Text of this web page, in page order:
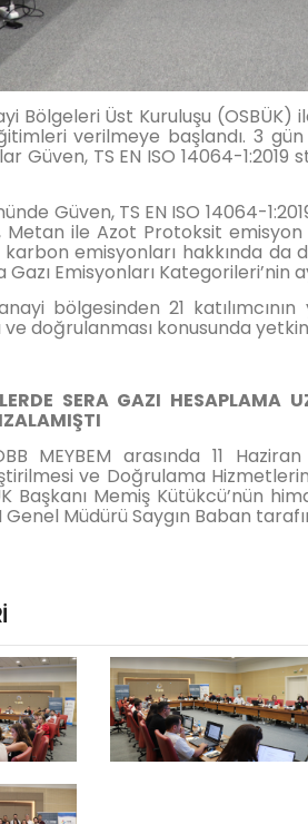
Bölgeleri Üst Kuruluşu (OSBÜK)
verilmeye başlandı. 3
Güven, TS EN ISO 14064-
Güven, TS EN ISO 14064-
Metan ile Azot Protoksit
emisyonları hakkında
Gazı Emisyonları Kategorileri’nin
bölgesinden 21
ve doğrulanması konusunda
SERA GAZI HESAPLAMA
MEYBEM arasında 11
ve Doğrulama
Başkanı Memiş Kütükcü’nün
Genel Müdürü Saygın Baban